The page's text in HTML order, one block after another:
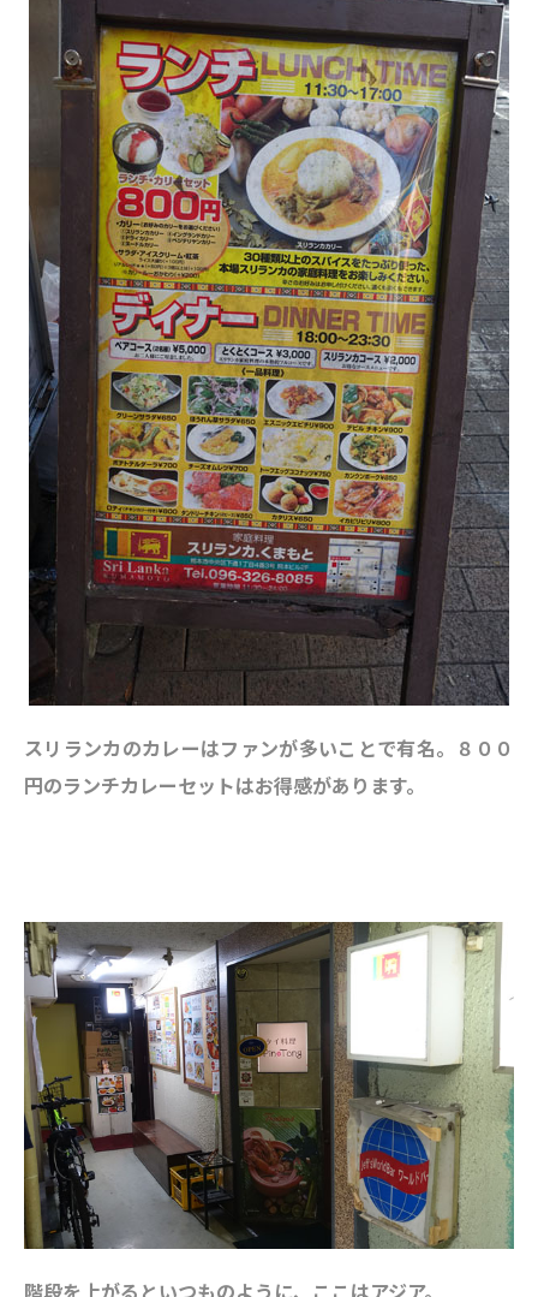
スリランカのカレーはファンが多いことで有名。８００
円のランチカレーセットはお得感があります。
階段を上がるといつものように、ここはアジア。